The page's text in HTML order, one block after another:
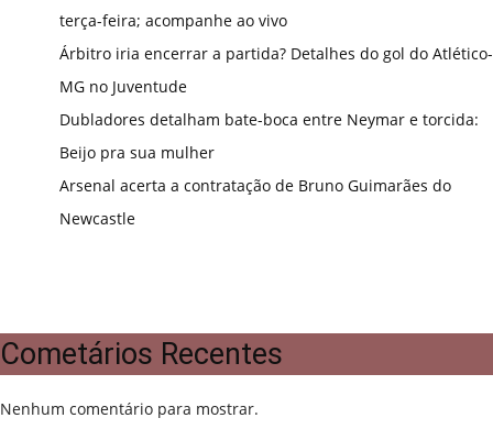
terça-feira; acompanhe ao vivo
Árbitro iria encerrar a partida? Detalhes do gol do Atlético-
MG no Juventude
Dubladores detalham bate-boca entre Neymar e torcida:
Beijo pra sua mulher
Arsenal acerta a contratação de Bruno Guimarães do
Newcastle
Cometários Recentes
Nenhum comentário para mostrar.